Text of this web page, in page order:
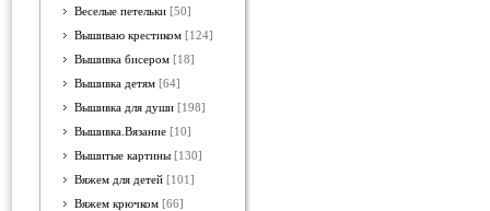
Веселые петельки [50]
Вышиваю крестиком [124]
Вышивка бисером [18]
Вышивка детям [64]
Вышивка для души [198]
Вышивка.Вязание [10]
Вышитые картины [130]
Вяжем для детей [101]
Вяжем крючком [66]